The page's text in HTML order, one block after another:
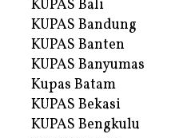
KUPAS Bali
KUPAS Bandung
KUPAS Banten
KUPAS Banyumas
Kupas Batam
KUPAS Bekasi
KUPAS Bengkulu